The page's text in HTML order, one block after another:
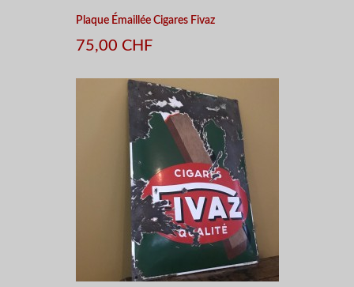
Plaque Émaillée Cigares Fivaz
75,00 CHF